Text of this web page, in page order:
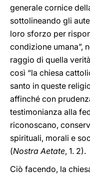
generale cornice
sottolineando gli
loro sforzo per
condizione umana”,
raggio di quella
così “la chiesa
santo in queste
affinché con
testimonianza alla
riconoscano,
spirituali, morali e
(Nostra Aetate, 1. 2).
Ciò facendo, la